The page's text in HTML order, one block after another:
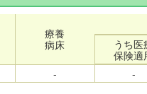
療養
病床
うち医
保険適
- -